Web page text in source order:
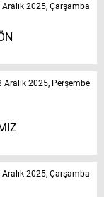
Aralık 2025, Çarşamba
Aralık 2025, Perşembe
Aralık 2025, Çarşamba